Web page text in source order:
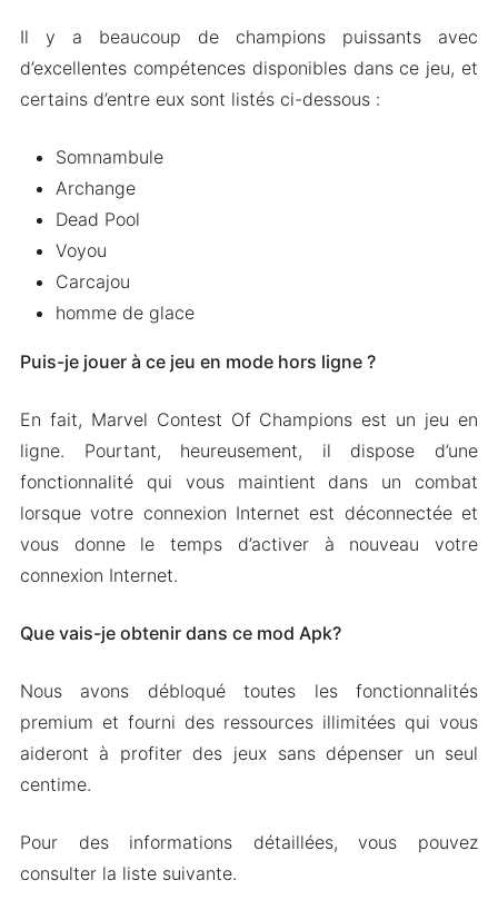
Il y a beaucoup de champions puissants avec
d’excellentes compétences disponibles dans ce jeu, et
certains d’entre eux sont listés ci-dessous :
Somnambule
Archange
Dead Pool
Voyou
Carcajou
homme de glace
Puis-je jouer à ce jeu en mode hors ligne ?
En fait, Marvel Contest Of Champions est un jeu en
ligne. Pourtant, heureusement, il dispose d’une
fonctionnalité qui vous maintient dans un combat
lorsque votre connexion Internet est déconnectée et
vous donne le temps d’activer à nouveau votre
connexion Internet.
Que vais-je obtenir dans ce mod Apk?
Nous avons débloqué toutes les fonctionnalités
premium et fourni des ressources illimitées qui vous
aideront à profiter des jeux sans dépenser un seul
centime.
Pour des informations détaillées, vous pouvez
consulter la liste suivante.